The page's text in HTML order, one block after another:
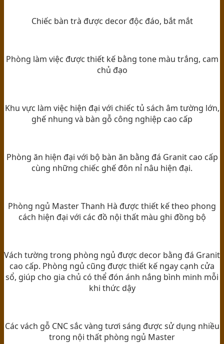
Chiếc bàn trà được decor độc đáo, bắt mắt
Phòng làm việc được thiết kế bằng tone màu trắng, cam
chủ đạo
Khu vực làm việc hiện đại với chiếc tủ sách âm tường lớn,
ghế nhung và bàn gỗ công nghiệp cao cấp
Phòng ăn hiện đại với bộ bàn ăn bằng đá Granit cao cấp
cùng những chiếc ghế đôn nỉ nâu hiện đại.
Phòng ngủ Master Thanh Hà được thiết kế theo phong
cách hiện đại với các đồ nội thất màu ghi đồng bộ
Vách tường trong phòng ngủ được decor bằng đá Granit
cao cấp. Phòng ngủ cũng được thiết kế ngay cạnh cửa
sổ, giúp cho gia chủ có thể đón ánh nắng bình minh mỗi
khi thức dậy
Các vách gỗ CNC sắc vàng tươi sáng được sử dụng nhiều
trong nội thất phòng ngủ Master